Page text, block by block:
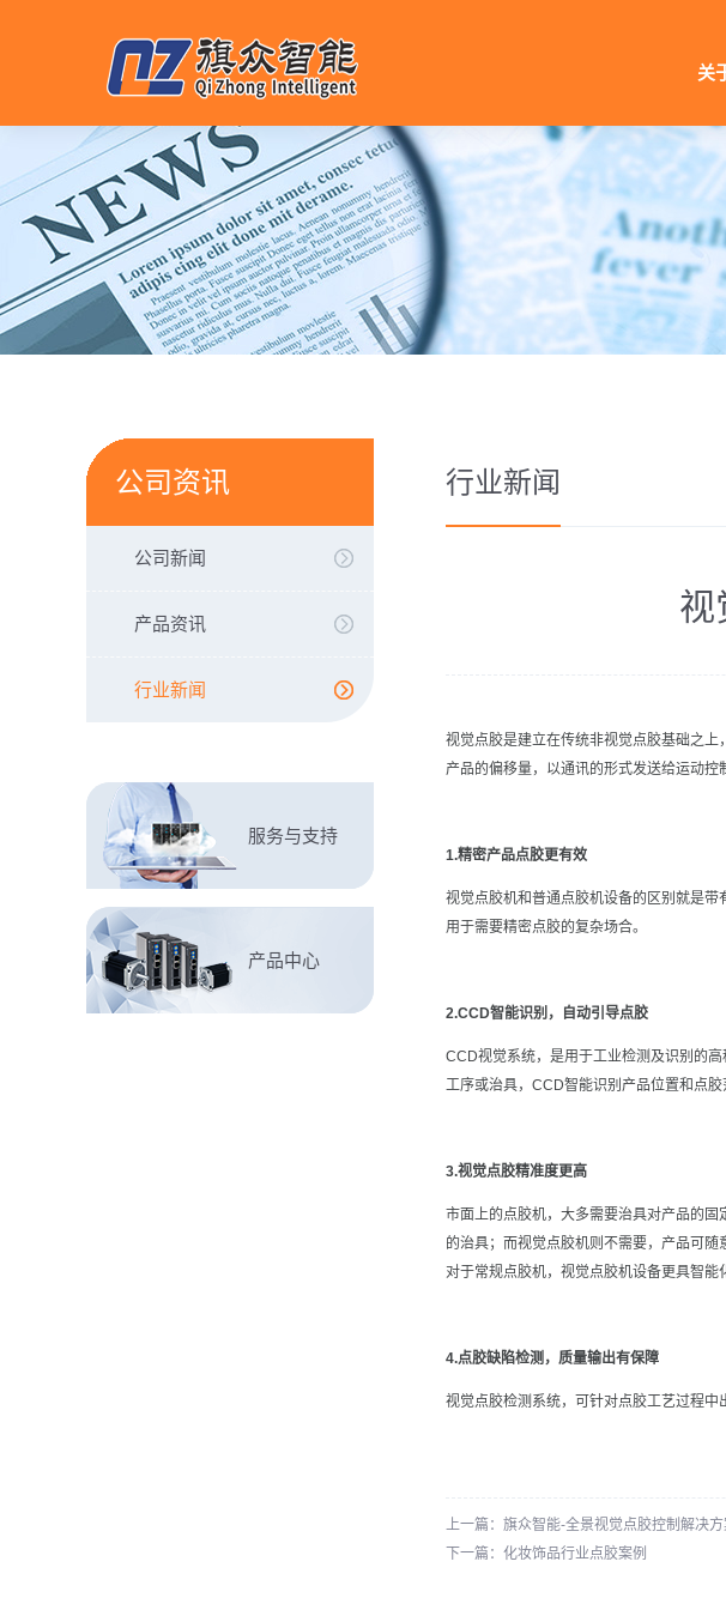
关
公司资讯
公司新闻
产品资讯
行业新闻
服务与支持
产品中心
行业新闻
视
视觉点胶是建立在传统非视觉点胶基础之
产品的偏移量，以通讯的形式发送给运动控
1.精密产品点胶更有效
视觉点胶机和普通点胶机设备的区别就是
用于需要精密点胶的复杂场合。
2.CCD智能识别，自动引导点胶
CCD视觉系统，是用于工业检测及识别的
工序或治具，CCD智能识别产品位置和点胶
3.视觉点胶精准度更高
市面上的点胶机，大多需要治具对产品的
的治具；而视觉点胶机则不需要，产品可
对于常规点胶机，视觉点胶机设备更具智能
4.点胶缺陷检测，质量输出有保障
视觉点胶检测系统，可针对点胶工艺过程中
上一篇：旗众智能-全景视觉点胶控制解决
下一篇：化妆饰品行业点胶案例